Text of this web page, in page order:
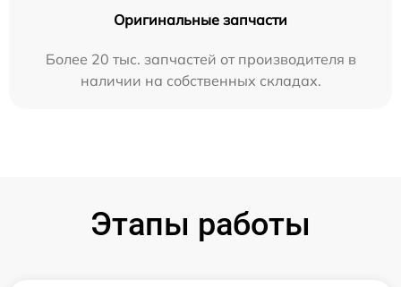
Оригинальные запчасти
Более 20 тыс. запчастей от производителя в
наличии на собственных складах.
Этапы работы